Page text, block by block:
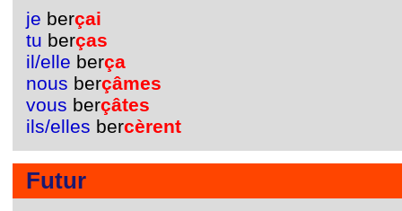
je berçai
tu berças
il/elle berça
nous berçâmes
vous berçâtes
ils/elles bercèrent
Futur